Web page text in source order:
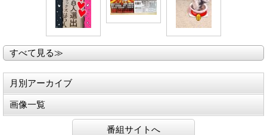
すべて見る≫
月別アーカイブ
画像一覧
番組サイトへ